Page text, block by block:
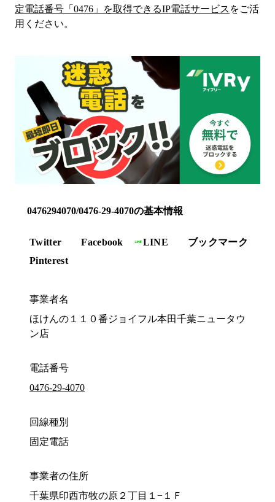
定電話番号「 0476 」を取得できるIP電話サービス をご活
用ください。
0476294070/0476-29-4070の基本情報
Twitter Facebook LINE
ブックマーク
Pinterest
事業者名
ほけんの１１０番ジョイフル本田千葉ニュータウ
ン店
電話番号
0476-29-4070
回線種別
固定電話
事業者の住所
千葉県印西市牧の原２丁目１−１Ｆ